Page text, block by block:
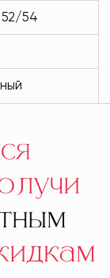
цвета
ML6485-
54